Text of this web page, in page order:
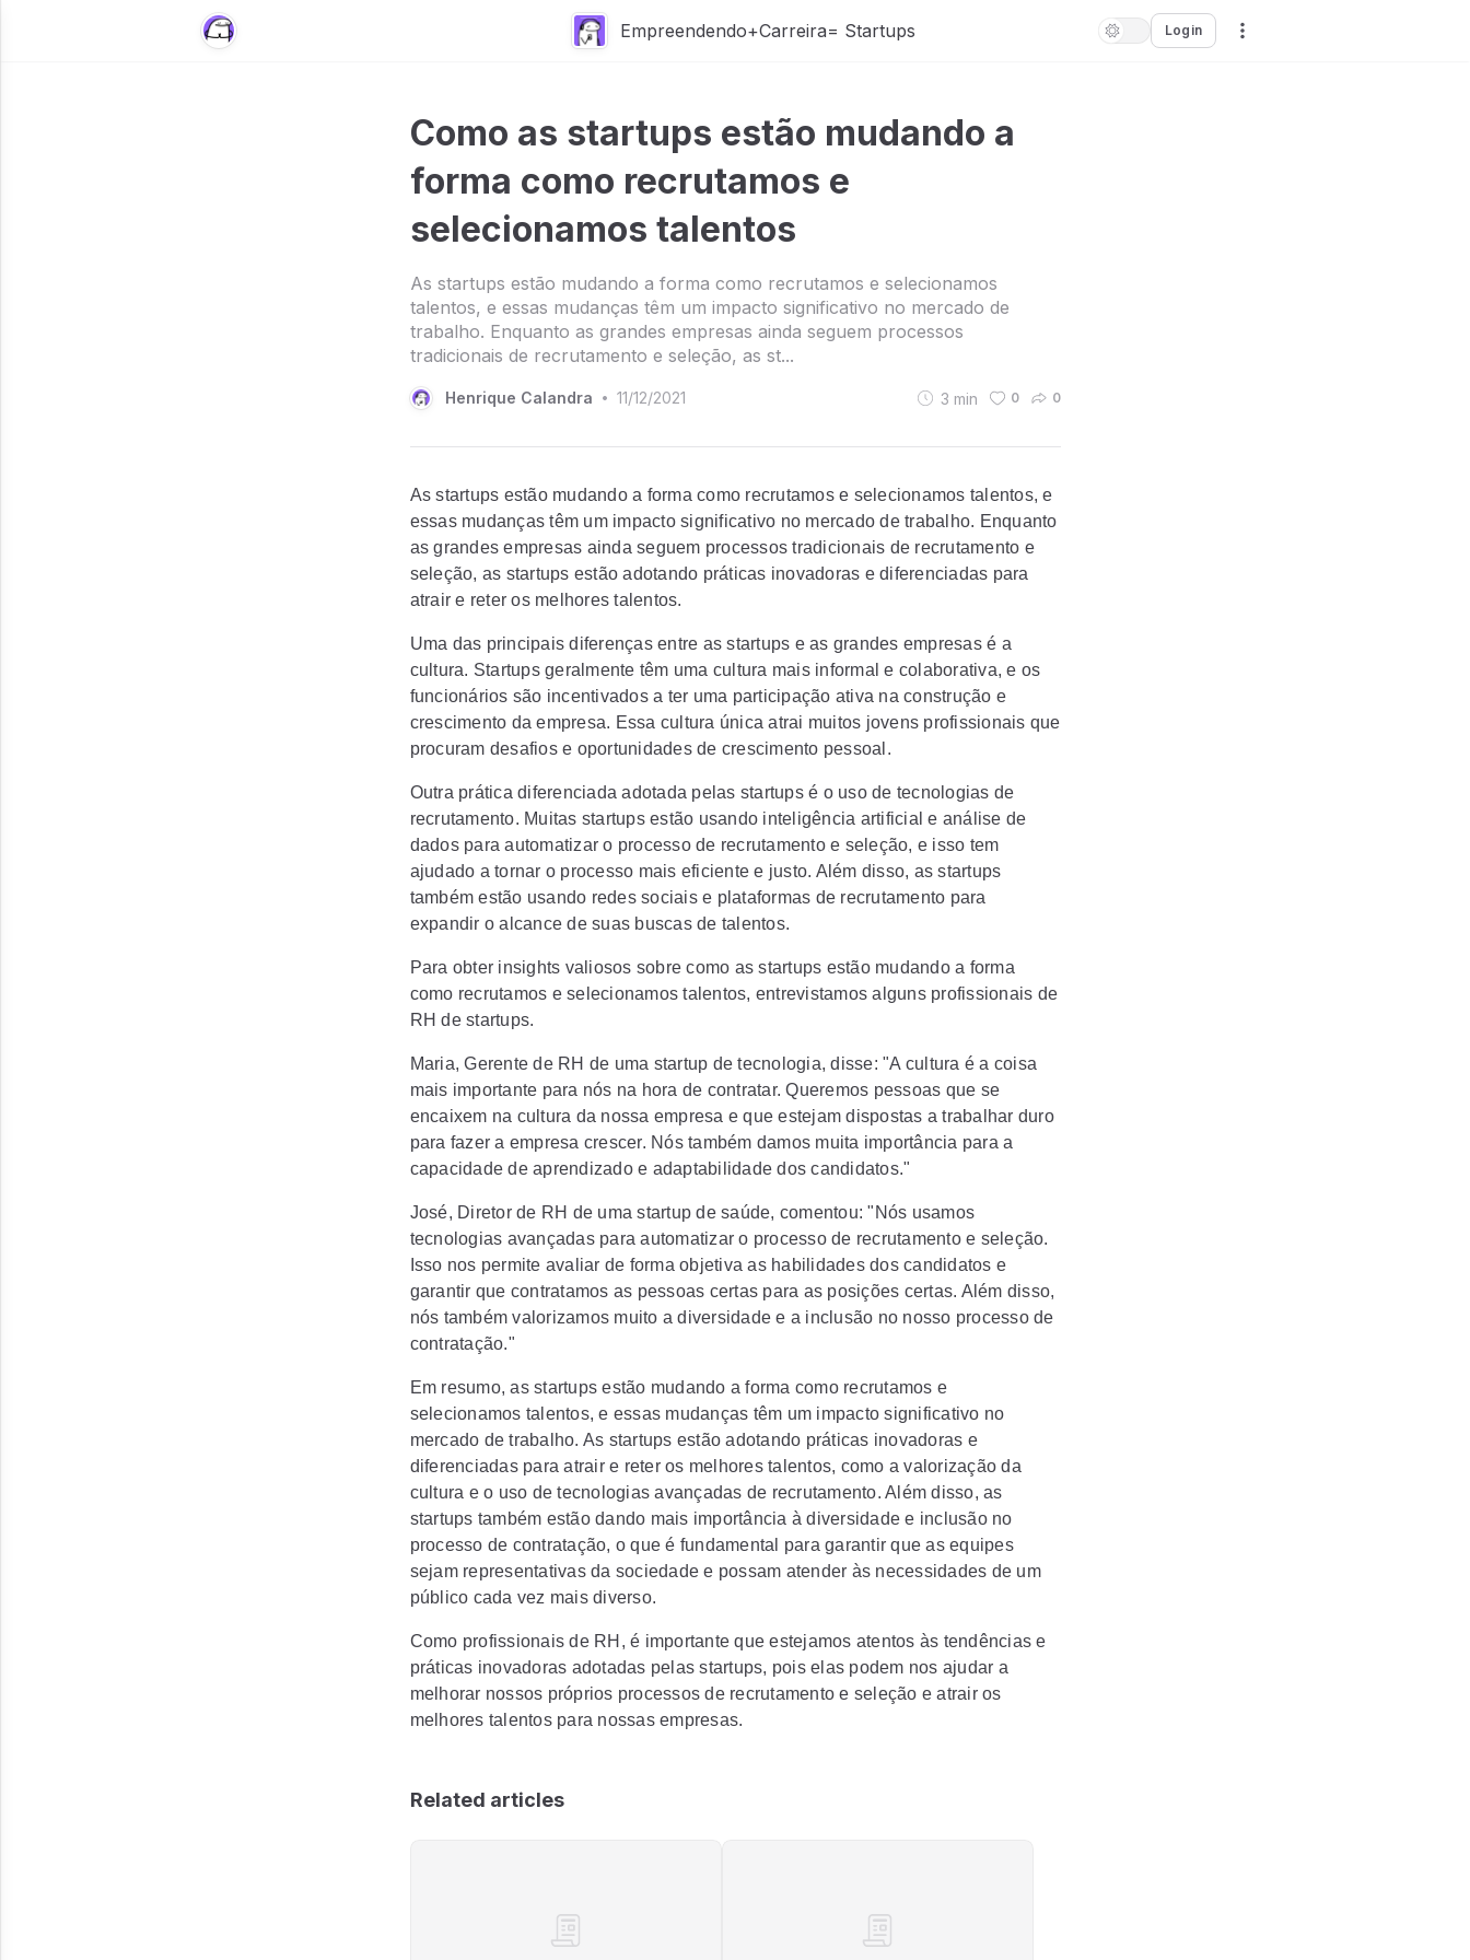
Empreendendo+Carreira= Startups Login
Como as startups estão mudando a
forma como recrutamos e
selecionamos talentos
As startups estão mudando a forma como recrutamos e selecionamos
talentos, e essas mudanças têm um impacto significativo no mercado de
trabalho. Enquanto as grandes empresas ainda seguem processos
tradicionais de recrutamento e seleção, as st...
Henrique Calandra • 11/12/2021 3 min 0 0
As startups estão mudando a forma como recrutamos e selecionamos talentos, e
essas mudanças têm um impacto significativo no mercado de trabalho. Enquanto
as grandes empresas ainda seguem processos tradicionais de recrutamento e
seleção, as startups estão adotando práticas inovadoras e diferenciadas para
atrair e reter os melhores talentos.
Uma das principais diferenças entre as startups e as grandes empresas é a
cultura. Startups geralmente têm uma cultura mais informal e colaborativa, e os
funcionários são incentivados a ter uma participação ativa na construção e
crescimento da empresa. Essa cultura única atrai muitos jovens profissionais que
procuram desafios e oportunidades de crescimento pessoal.
Outra prática diferenciada adotada pelas startups é o uso de tecnologias de
recrutamento. Muitas startups estão usando inteligência artificial e análise de
dados para automatizar o processo de recrutamento e seleção, e isso tem
ajudado a tornar o processo mais eficiente e justo. Além disso, as startups
também estão usando redes sociais e plataformas de recrutamento para
expandir o alcance de suas buscas de talentos.
Para obter insights valiosos sobre como as startups estão mudando a forma
como recrutamos e selecionamos talentos, entrevistamos alguns profissionais de
RH de startups.
Maria, Gerente de RH de uma startup de tecnologia, disse: "A cultura é a coisa
mais importante para nós na hora de contratar. Queremos pessoas que se
encaixem na cultura da nossa empresa e que estejam dispostas a trabalhar duro
para fazer a empresa crescer. Nós também damos muita importância para a
capacidade de aprendizado e adaptabilidade dos candidatos."
José, Diretor de RH de uma startup de saúde, comentou: "Nós usamos
tecnologias avançadas para automatizar o processo de recrutamento e seleção.
Isso nos permite avaliar de forma objetiva as habilidades dos candidatos e
garantir que contratamos as pessoas certas para as posições certas. Além disso,
nós também valorizamos muito a diversidade e a inclusão no nosso processo de
contratação."
Em resumo, as startups estão mudando a forma como recrutamos e
selecionamos talentos, e essas mudanças têm um impacto significativo no
mercado de trabalho. As startups estão adotando práticas inovadoras e
diferenciadas para atrair e reter os melhores talentos, como a valorização da
cultura e o uso de tecnologias avançadas de recrutamento. Além disso, as
startups também estão dando mais importância à diversidade e inclusão no
processo de contratação, o que é fundamental para garantir que as equipes
sejam representativas da sociedade e possam atender às necessidades de um
público cada vez mais diverso.
Como profissionais de RH, é importante que estejamos atentos às tendências e
práticas inovadoras adotadas pelas startups, pois elas podem nos ajudar a
melhorar nossos próprios processos de recrutamento e seleção e atrair os
melhores talentos para nossas empresas.
Related articles